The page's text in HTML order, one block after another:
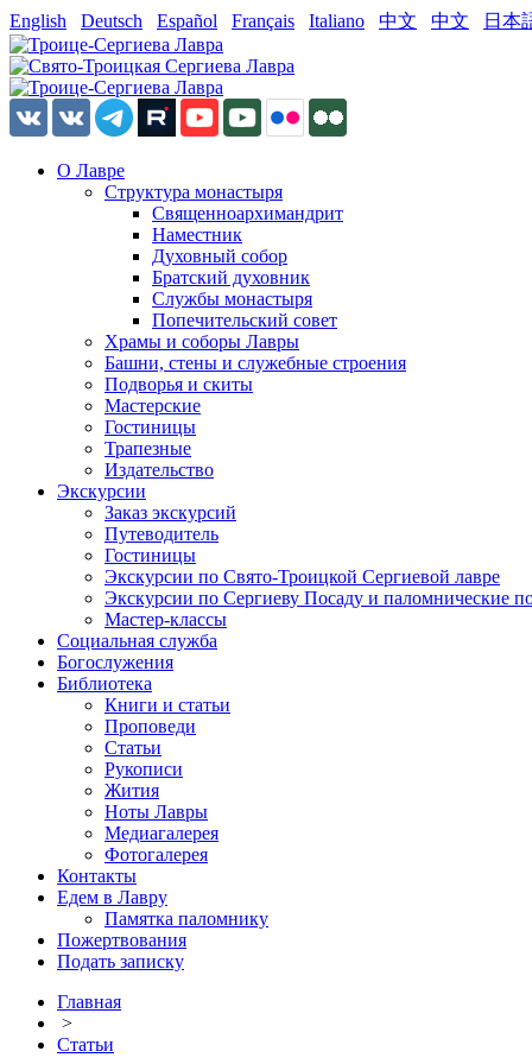
English Deutsch Español Français Italiano 中文 中文 日本
О Лавре
Структура монастыря
Священноархимандрит
Наместник
Духовный собор
Братский духовник
Службы монастыря
Попечительский совет
Храмы и соборы Лавры
Башни, стены и служебные строения
Подворья и скиты
Мастерские
Гостиницы
Трапезные
Издательство
Экскурсии
Заказ экскурсий
Путеводитель
Гостиницы
Экскурсии по Свято-Троицкой Сергиевой лавре
Экскурсии по Сергиеву Посаду и паломнические
Мастер-классы
Социальная служба
Богослужения
Библиотека
Книги и статьи
Проповеди
Статьи
Рукописи
Жития
Ноты Лавры
Медиагалерея
Фотогалерея
Контакты
Едем в Лавру
Памятка паломнику
Пожертвования
Подать записку
Главная
>
Статьи